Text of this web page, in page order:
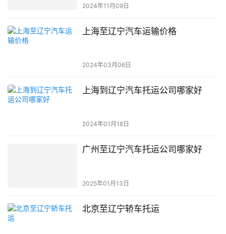
2024年11月09日
上海至辽宁汽车运输价格
2024年03月06日
上海到辽宁汽车托运公司哪家好
2024年01月18日
广州至辽宁汽车托运公司哪家好
2025年01月13日
北京至辽宁轿车托运